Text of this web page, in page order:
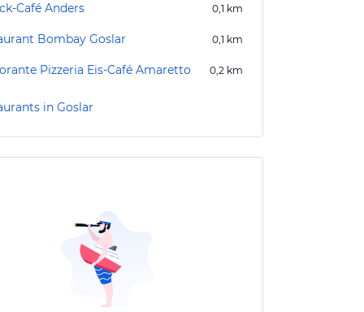
Café Anders 0,1 km
Bombay Goslar 0,1 km
Pizzeria Eis-Café Amaretto 0,2 km
in Goslar